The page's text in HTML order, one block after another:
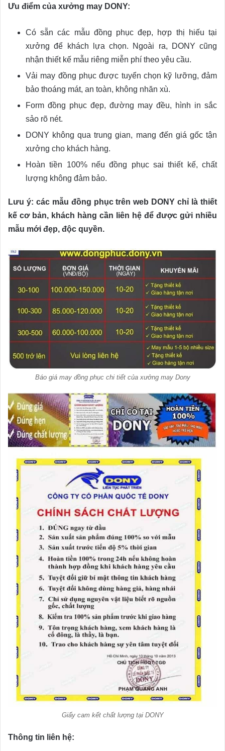
Ưu điểm của xưởng may DONY:
Có sẵn các mẫu đồng phục đẹp, hợp thị hiếu tại
xưởng để khách lựa chọn. Ngoài ra, DONY cũng
nhận thiết kế mẫu riêng miễn phí theo yêu cầu.
Vải may đồng phục được tuyển chọn kỹ lưỡng, đảm
bảo thoáng mát, an toàn, không nhăn xù.
Form đồng phục đẹp, đường may đều, hình in sắc
sảo rõ nét.
DONY không qua trung gian, mang đến giá gốc tận
xưởng cho khách hàng.
Hoàn tiền 100% nếu đồng phục sai thiết kế, chất
lượng không đảm bảo.
Lưu ý: các mẫu đồng phục trên web DONY chỉ là thiết
kế cơ bản, khách hàng cần liên hệ để được gửi nhiều
mẫu mới đẹp, độc quyền.
Báo giá may đồng phục chi tiết của xưởng may Dony
Giấy cam kết chất lượng tại DONY
Thông tin liên hệ: